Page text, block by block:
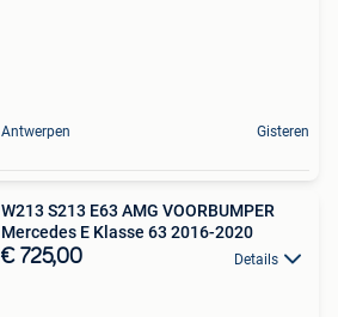
Antwerpen Gisteren
W213 S213 E63 AMG VOORBUMPER
Mercedes E Klasse 63 2016-2020
€ 725,00 Details